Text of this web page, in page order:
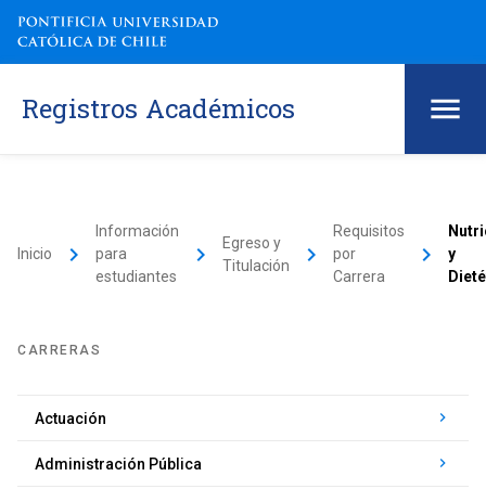
Registros Académicos
Inicio keyboard_arrow_right
Información
para
estudiantes
keyboard_arrow_right
Egreso y
Titulación
keyboard_arrow_right
Requisitos
por
Carrera
keyboard_arrow_right
y
CARRERAS
Actuación keyboard_arrow_right
Administración Pública keyboard_arrow_right